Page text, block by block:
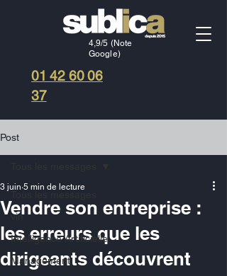
01 42 60 06
37
4,9/5 (Note
Google)
Post
vin
Intelligence Artificielle
Management
Vendre son entreprise :
les erreurs que les
dirigeants découvrent
3 juin 5 min de lecture